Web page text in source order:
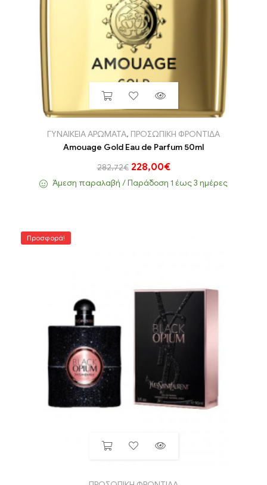
ΓΥΝΑΙΚΕΙΑ ΑΡΩΜΑΤΑ, ΠΡΟΣΩΠΙΚΗ ΦΡΟΝΤΙΔΑ
Amouage Gold Eau de Parfum 50ml
282,72€ 228,00€
Άμεση παραλαβή / Παράδoση 1 έως 3 ημέρες
Προσφορά!